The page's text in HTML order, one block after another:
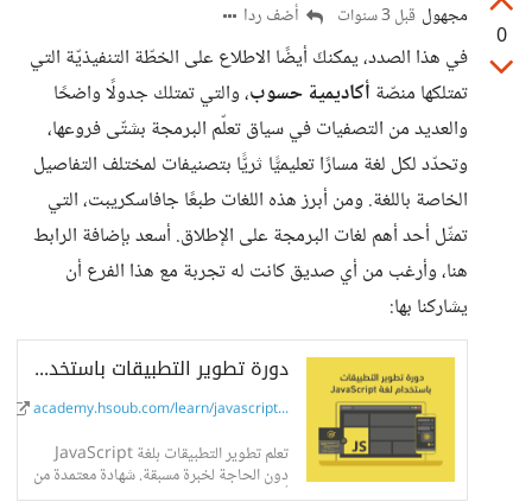
0
مجهول قبل 3 سنوات أضف ردا
في هذا الصدد، يمكنكَ أيضًا الاطلاع على الخطّة التنفيذيّة التي
تمتلكها منصّة أكاديمية حسوب، والتي تمتلك جدولًا واضحًا
والعديد من التصفيات في سياق تعلّم البرمجة بشتّى فروعها،
وتحدّد لكل لغة مسارًا تعليميًّا ثريًّا بتصنيفات لمختلف التفاصيل
الخاصة باللغة. ومن أبرز هذه اللغات طبعًا جافاسكريبت، التي
تمثّل أحد أهم لغات البرمجة على الإطلاق. أسعد بإضافة الرابط
هنا، وأرغب من أي صديق كانت له تجربة مع هذا الفرع أن
يشاركنا بها:
دورة تطوير التطبيقات باستخدام لغة JavaScript - أكاديمية حسوب
academy.hsoub.com/learn/javascript...
تعلم تطوير التطبيقات بلغة JavaScript
دون الحاجة لخبرة مسبقة. شهادة معتمدة من